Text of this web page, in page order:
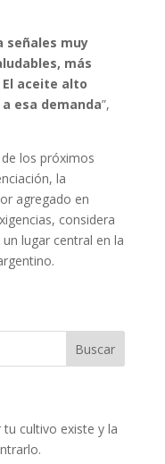
señales muy
más
aceite alto
esa demanda”,
los próximos
la
agregado en
considera
lugar central en la
cultivo existe y la